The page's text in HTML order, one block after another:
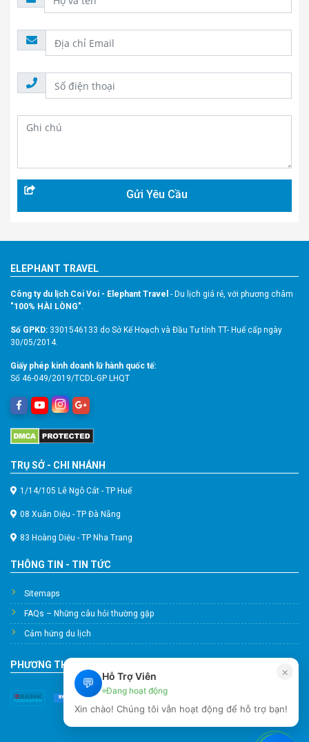
ELEPHANT TRAVEL
Công ty du lịch Coi Voi - Elephant Travel - Du lịch giá rẻ, với phương châm
"100% HÀI LÒNG".
Số GPKD: 3301546133 do Sở Kế Hoạch và Đầu Tư tỉnh TT- Huế cấp ngày
30/05/2014.
Giấy phép kinh doanh lữ hành quốc tế:
Số 46-049/2019/TCDL-GP LHQT
TRỤ SỞ - CHI NHÁNH
1/14/105 Lê Ngô Cát - TP Huế
08 Xuân Diệu - TP Đà Nẵng
83 Hoàng Diệu - TP Nha Trang
THÔNG TIN - TIN TỨC
Sitemaps
FAQs – Những câu hỏi thường gặp
Cảm hứng du lịch
PHƯƠNG THỨC THANH TOÁN ×
💬 Hỗ Trợ Viên
Đang hoạt động
Xin chào! Chúng tôi vẫn hoạt động để hỗ trợ bạn!